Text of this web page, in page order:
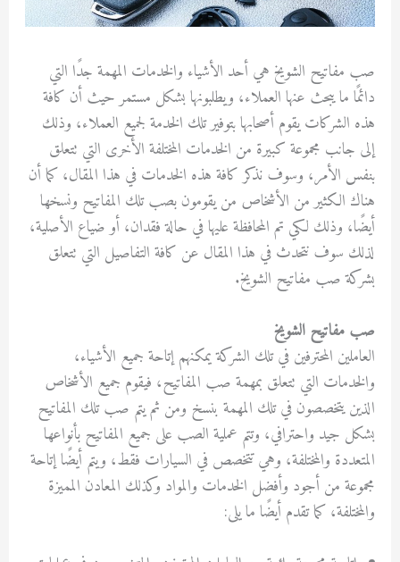
صب مفاتيح الشويخ هي أحد الأشياء والخدمات المهمة جدًا التي
دائمًا ما يبحث عنها العملاء، ويطلبونها بشكل مستمر حيث أن كافة
هذه الشركات يقوم أصحابها بتوفير تلك الخدمة لجميع العملاء، وذلك
إلى جانب مجموعة كبيرة من الخدمات المختلفة الأخرى التي تتعلق
بنفس الأمر، وسوف نذكر كافة هذه الخدمات في هذا المقال، كما أن
هناك الكثير من الأشخاص من يقومون بصب تلك المفاتيح ونسخها
أيضًا، وذلك لكي تم المحافظة عليها في حالة فقدان، أو ضياع الأصلية،
لذلك سوف نتحدث في هذا المقال عن كافة التفاصيل التي تتعلق
بشركة صب مفاتيح الشويخ.
صب مفاتيح الشويخ
العاملين المحترفين في تلك الشركة يمكنهم إتاحة جميع الأشياء،
والخدمات التي تتعلق بمهمة صب المفاتيح، فيقوم جميع الأشخاص
الذين يتخصصون في تلك المهمة بنسخ ومن ثم يتم صب تلك المفاتيح
بشكل جيد واحترافي، وتتم عملية الصب على جميع المفاتيح بأنواعها
المتعددة والمختلفة، وهي تتخصص في السيارات فقط، ويتم أيضًا إتاحة
مجموعة من أجود وأفضل الخدمات والمواد وكذلك المعادن المميزة
والمختلفة، كما تقدم أيضًا ما يلى: